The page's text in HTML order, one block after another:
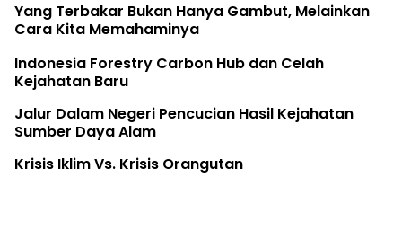
Yang Terbakar Bukan Hanya Gambut, Melainkan
Cara Kita Memahaminya
Indonesia Forestry Carbon Hub dan Celah
Kejahatan Baru
Jalur Dalam Negeri Pencucian Hasil Kejahatan
Sumber Daya Alam
Krisis Iklim Vs. Krisis Orangutan